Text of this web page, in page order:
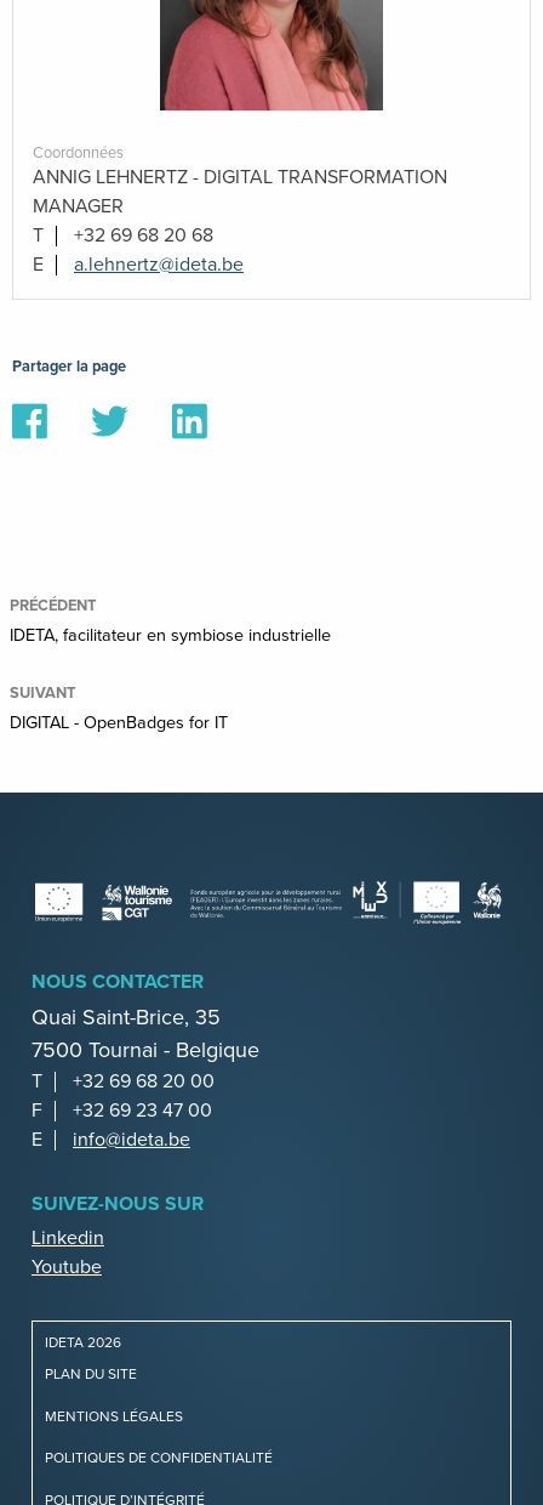
Coordonnées
ANNIG LEHNERTZ - DIGITAL TRANSFORMATION
MANAGER
T
+32 69 68 20 68
E
a.lehnertz@ideta.be
Partager la page
Partager
sur
Partager
sur
Partager
sur
PRÉCÉDENT
IDETA, facilitateur en symbiose industrielle
SUIVANT
DIGITAL - OpenBadges for IT
NOUS CONTACTER
Quai Saint-Brice, 35
7500 Tournai - Belgique
T
+32 69 68 20 00
F
+32 69 23 47 00
E
info@ideta.be
SUIVEZ-NOUS SUR
Linkedin
Youtube
IDETA 2026
PLAN DU SITE
MENTIONS LÉGALES
POLITIQUES DE CONFIDENTIALITÉ
POLITIQUE D’INTÉGRITÉ